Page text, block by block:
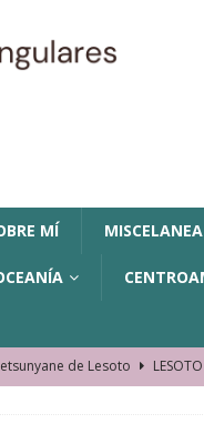
MÍ MISCELANEA
de Lesoto
LESOTO